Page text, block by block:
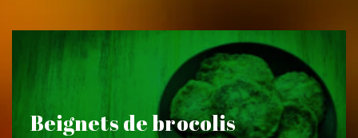
Beignets de brocolis